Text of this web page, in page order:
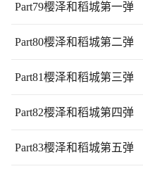
Part79樱泽和稻城第一弹
Part80樱泽和稻城第二弹
Part81樱泽和稻城第三弹
Part82樱泽和稻城第四弹
Part83樱泽和稻城第五弹